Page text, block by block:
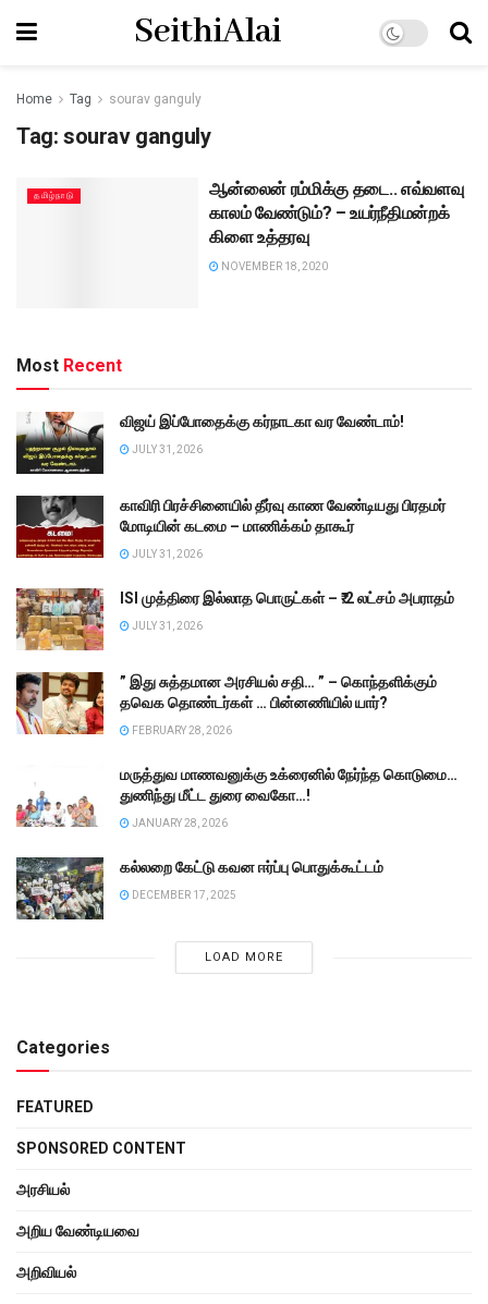
SeithiAlai
Home Tag sourav ganguly
Tag: sourav ganguly
தமிழ்நாடு
ஆன்லைன் ரம்மிக்கு தடை.. எவ்வளவு
காலம் வேண்டும்? – உயர்நீதிமன்றக்
கிளை உத்தரவு
NOVEMBER 18, 2020
Most Recent
விஜய் இப்போதைக்கு கர்நாடகா வர வேண்டாம்!
JULY 31, 2026
காவிரி பிரச்சினையில் தீர்வு காண வேண்டியது பிரதமர்
மோடியின் கடமை – மாணிக்கம் தாகூர்
JULY 31, 2026
ISI முத்திரை இல்லாத பொருட்கள் – ₹.2 லட்சம் அபராதம்
JULY 31, 2026
” இது சுத்தமான அரசியல் சதி… ” – கொந்தளிக்கும்
தவெக தொண்டர்கள் … பின்னணியில் யார்?
FEBRUARY 28, 2026
மருத்துவ மாணவனுக்கு உக்ரைனில் நேர்ந்த கொடுமை…
துணிந்து மீட்ட துரை வைகோ…!
JANUARY 28, 2026
கல்லறை கேட்டு கவன ஈர்ப்பு பொதுக்கூட்டம்
DECEMBER 17, 2025
LOAD MORE
Categories
FEATURED
SPONSORED CONTENT
அரசியல்
அறிய வேண்டியவை
அறிவியல்